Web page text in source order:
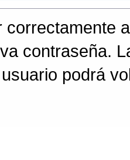
correctamente
contraseña.
podrá